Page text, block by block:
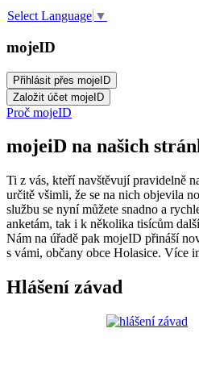
Select Language ▼
mojeID
Proč mojeID
mojeiD na našich
Ti z vás, kteří navštěvují pravidelně
určitě všimli, že se na nich objevila
službu se nyní můžete snadno a
anketám, tak i k několika tisícům
Nám na úřadě pak mojeID přináší
s vámi, občany obce Holasice. Více
Hlášení závad